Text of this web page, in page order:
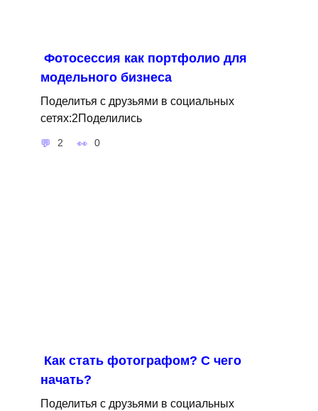
Фотосессия как портфолио для
модельного бизнеса
Поделитья с друзьями в социальных
сетях:2Поделились
2 0
Как стать фотографом? С чего
начать?
Поделитья с друзьями в социальных